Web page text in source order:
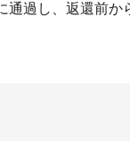
通過し、返還前か